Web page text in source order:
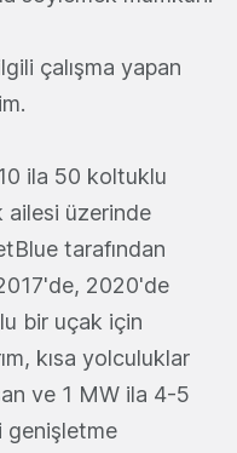
çalışma yapan
ila 50 koltuklu
üzerinde
tarafından
2020'de
bir uçak için
kısa yolculuklar
ve 1 MW ila 4-5
genişletme